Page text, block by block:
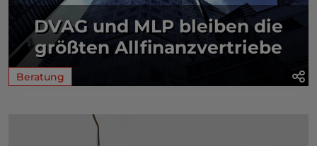
DVAG und MLP bleiben die
größten Allfinanzvertriebe
Beratung